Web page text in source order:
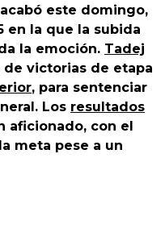
este domingo,
en la que la subida
la emoción. Tadej
de victorias de etapa
, para sentenciar
Los resultados
aficionado, con el
meta pese a un